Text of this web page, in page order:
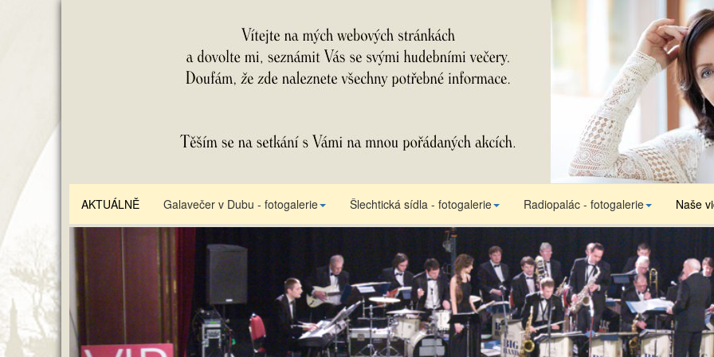
AKTUÁLNĚ Galavečer v Dubu - fotogalerie Šlechtická sídla - fotogalerie Radiopalác - fotogalerie Naše